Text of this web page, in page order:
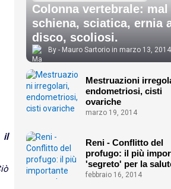
il
Colonna vertebrale: mal
schiena, sciatica, ernia
disco, scoliosi.
Mauro Sartorio marzo 13, 2014
Mestruazioni
endometriosi, cisti
ovariche
marzo 19, 2014
Reni - Conflitto del
profugo: il più
'segreto' per la
febbraio 16, 2014